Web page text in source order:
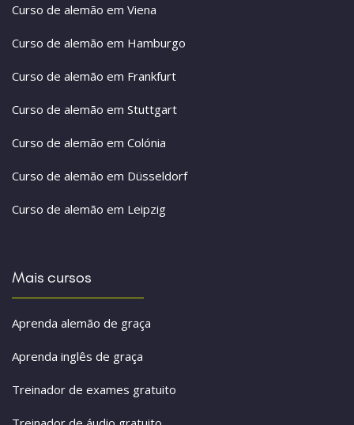
Curso de alemão em Viena
Curso de alemão em Hamburgo
Curso de alemão em Frankfurt
Curso de alemão em Stuttgart
Curso de alemão em Colónia
Curso de alemão em Düsseldorf
Curso de alemão em Leipzig
Mais cursos
Aprenda alemão de graça
Aprenda inglês de graça
Treinador de exames gratuito